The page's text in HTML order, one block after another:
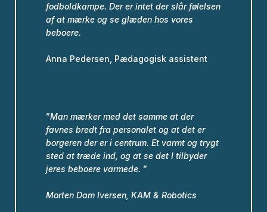
fodboldkampe. Der er intet der slår følelsen
af at mærke og se glæden hos vores
beboere.
Anna Pedersen, Pædagogisk assistent
”Man mærker med det samme at der
favnes bredt fra personalet og at det er
borgeren der er i centrum. Et varmt og trygt
sted at træde ind, og at se det I tilbyder
jeres beboere varmede. ”
Morten Dam Iversen, KAM & Robotics